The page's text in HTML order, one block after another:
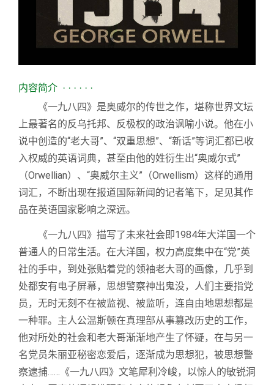
内容简介 · · · · · ·
《一九八四》是奥威尔的传世之作，堪称世界文坛
上最著名的反乌托邦、反极权的政治讽喻小说。他在小
说中创造的“老大哥”、“双重思想”、“新话”等词汇都已收
入权威的英语词典，甚至由他的姓衍生出“奥威尔式”
（Orwellian）、“奥威尔主义”（Orwellism）这样的通用
词汇，不断出现在报道国际新闻的记者笔下，足见其作
品在英语国家影响之深远。
《一九八四》描写了未来社会即1984年大洋国一个
普通人的日常生活。在大洋国，权力高度集中在“党”英
社的手中，到处张贴着党的领袖老大哥的画像，几乎到
处都安有电子屏幕，思想警察神出鬼没，人们主要指党
员，无时无刻不在被监视、被监听，连自由地思想都是
一种罪。主人公温斯顿在真理部从事篡改历史的工作，
他对所处的社会和老大哥渐渐地产生了怀疑，在与另一
名党员朱丽亚秘密恋爱后，逐渐成为思想犯，被思想警
察逮捕……《一九八四》文笔犀利冷峻，以惊人的敏锐洞